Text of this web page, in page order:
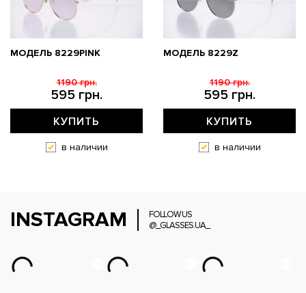
МОДЕЛЬ 8229PINK
595 грн.
1190 грн.
КУПИТЬ
в наличии
МОДЕЛЬ 8229Z
595 грн.
1190 грн.
КУПИТЬ
в наличии
INSTAGRAM
FOLLOW US
@_GLASSES.UA_